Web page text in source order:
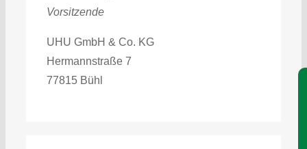
Vorsitzende
UHU GmbH & Co. KG
Hermannstraße 7
77815 Bühl